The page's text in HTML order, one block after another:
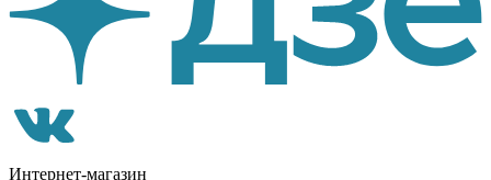
Интернет-магазин